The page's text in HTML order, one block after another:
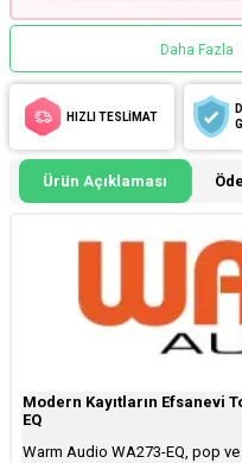
Daha Fazla
HIZLI TESLİMAT
Ürün Açıklaması
Modern Kayıtların Efsanevi
EQ
Warm Audio WA273-EQ, pop